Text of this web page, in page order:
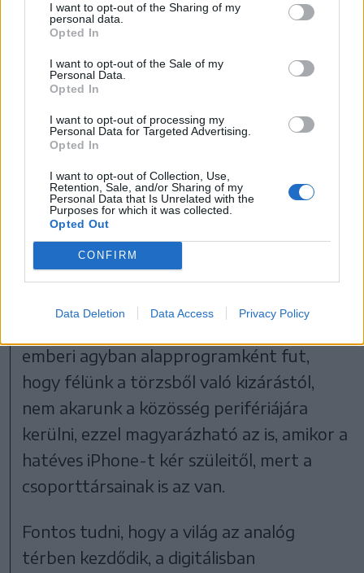
I want to opt-out of the Sharing of my
personal data.
Opted In
I want to opt-out of the Sale of my
Personal Data.
Opted In
I want to opt-out of processing my
Personal Data for Targeted Advertising.
Opted In
I want to opt-out of Collection, Use,
Retention, Sale, and/or Sharing of my
Personal Data that Is Unrelated with the
Purposes for which it was collected.
Opted Out
CONFIRM
Data Deletion Data Access Privacy Policy
FOTÓ: HAÁZ VINCE
A kid-influenszerség jelenségére is kitért:
kutatások szerint az influenszer-gyerekek
túlnyomó többsége valójában nem akarja
utánozzák, amit a médiában látnak, a
szülők többsége pedig azt hiszi,
gyermekük örömmel csinálja.
emberi agyban alapprogramként fut,
hogy félünk a törzsből való kizárástól,
nem akarunk a közösség perifériájára
kerülni, ezzel magyarázható az is, amikor a
hatéves iPhone-t kér szüleitől, mert a
csoporttársainak is az van.
Fontos tudni, hogy a világ az analóg
térben kezdődik, a digitálisban